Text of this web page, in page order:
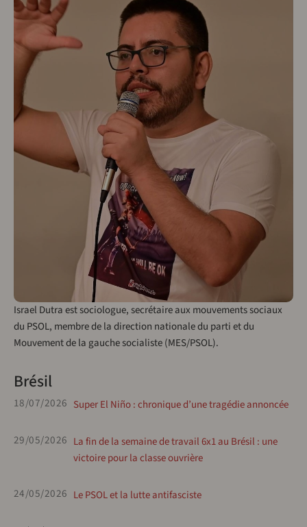
Israel Dutra est sociologue, secrétaire aux mouvements sociaux
du PSOL, membre de la direction nationale du parti et du
Mouvement de la gauche socialiste (MES/PSOL).
Brésil
18/07/2026 Super El Niño : chronique d’une tragédie annoncée
29/05/2026 La fin de la semaine de travail 6x1 au Brésil : une
victoire pour la classe ouvrière
24/05/2026 Le PSOL et la lutte antifasciste